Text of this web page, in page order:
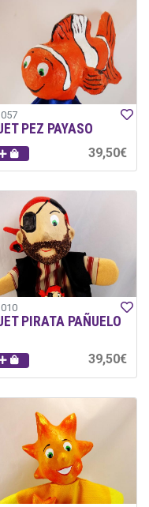
PEZ PAYASO
39,50€
PIRATA PAÑUELO
39,50€